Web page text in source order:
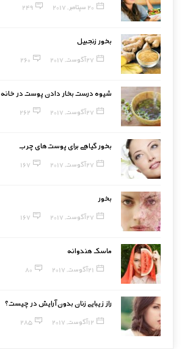
20 سپتامبر, 2017 249
بخور زنجبیل
27 آگوست, 2017 260
شیوه درست بخار دادن پوست در خانه
27 آگوست, 2017 262
بخور گیاهی برای پوست‌های چرب
27 آگوست, 2017 167
بخور
27 آگوست, 2017 167
ماسک هندوانه
21 آگوست, 2017 80
راز زیبایی زنان بدون آرایش در چیست؟
12 آگوست, 2017 285